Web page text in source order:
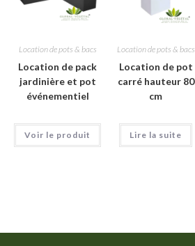
Location de pots & bacs
Location de pack
jardinière et pot
événementiel
Voir le produit
Location de pots & bacs
Location de pot
carré hauteur 80
cm
Lire la suite